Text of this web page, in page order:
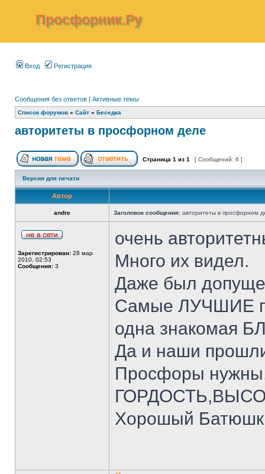
Просфорник.Ру
Вход Регистрация
Сообщения без ответов | Активные темы
Список форумов » Сайт » Беседка
авторитеты в просфорном деле
Страница 1 из 1 [ Сообщений: 6 ]
Версия для печати
Автор
andre Заголовок сообщения: авторитеты в просфорном
Зарегистрирован: 28 мар
2010, 02:53
Сообщения: 3
очень
Много их видел.
Даже был
Самые ЛУЧШИЕ
одна знакомая
Да и наши
Просфоры нужны,
Хорошый